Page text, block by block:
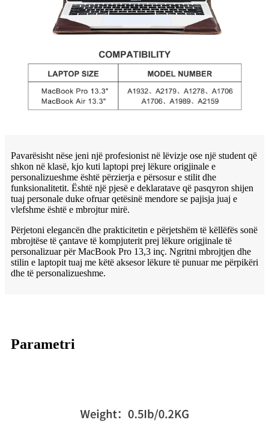
Pavarësisht nëse jeni një profesionist në lëvizje ose një student që
shkon në klasë, kjo kuti laptopi prej lëkure origjinale e
personalizueshme është përzierja e përsosur e stilit dhe
funksionalitetit. Është një pjesë e deklaratave që pasqyron shijen
tuaj personale duke ofruar qetësinë mendore se pajisja juaj e
vlefshme është e mbrojtur mirë.
Përjetoni elegancën dhe prakticitetin e përjetshëm të këllëfës sonë
mbrojtëse të çantave të kompjuterit prej lëkure origjinale të
personalizuar për MacBook Pro 13,3 inç. Ngritni mbrojtjen dhe
stilin e laptopit tuaj me këtë aksesor lëkure të punuar me përpikëri
dhe të personalizueshme.
Parametri